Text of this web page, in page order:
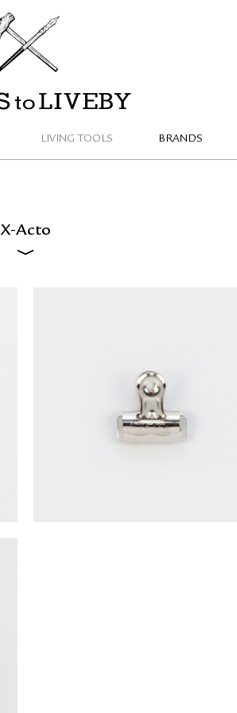
LIVING TOOLS BRANDS
X-Acto
X-Acto Bulldog鬥牛犬金屬夾 NO.0
NT$15